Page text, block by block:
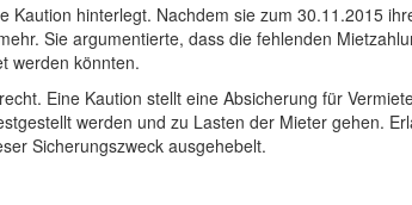
hinterlegt. Nachdem sie zum 30.11.2015
Sie argumentierte, dass die fehlenden
werden könnten.
Eine Kaution stellt eine Absicherung für
werden und zu Lasten der Mieter gehen.
Sicherungszweck ausgehebelt.